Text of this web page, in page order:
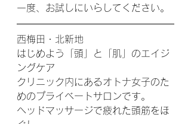
一度、お試しにいらしてください。
西梅田・北新地
はじめよう「頭」と「肌」のエイジ
ングケア
クリニック内にあるオトナ女子のた
めのプライベートサロンです。
ヘッドマッサージで疲れた頭筋をほ